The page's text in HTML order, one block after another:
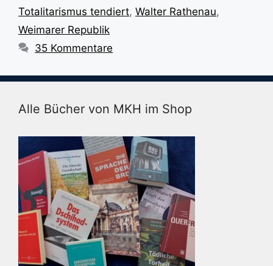
Totalitarismus tendiert, Walter Rathenau,
Weimarer Republik
35 Kommentare
Alle Bücher von MKH im Shop